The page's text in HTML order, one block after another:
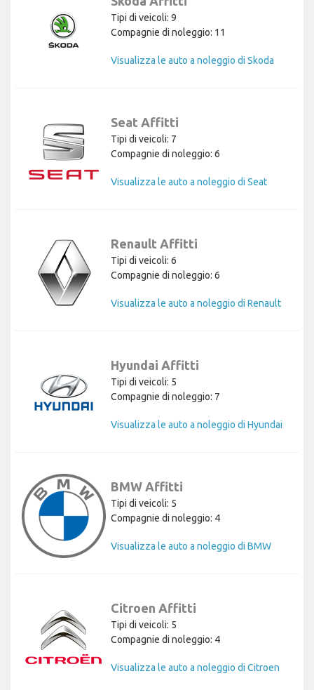
Tipi di veicoli: 9
Compagnie di noleggio: 11
Visualizza le auto a noleggio di Skoda
Seat Affitti
Tipi di veicoli: 7
Compagnie di noleggio: 6
Visualizza le auto a noleggio di Seat
Renault Affitti
Tipi di veicoli: 6
Compagnie di noleggio: 6
Visualizza le auto a noleggio di Renault
Hyundai Affitti
Tipi di veicoli: 5
Compagnie di noleggio: 7
Visualizza le auto a noleggio di Hyundai
BMW Affitti
Tipi di veicoli: 5
Compagnie di noleggio: 4
Visualizza le auto a noleggio di BMW
Citroen Affitti
Tipi di veicoli: 5
Compagnie di noleggio: 4
Visualizza le auto a noleggio di Citroen